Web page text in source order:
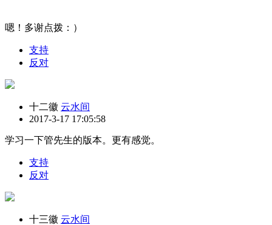
嗯！多谢点拨：）
支持
反对
十二徽 云水间
2017-3-17 17:05:58
学习一下管先生的版本。更有感觉。
支持
反对
十三徽 云水间